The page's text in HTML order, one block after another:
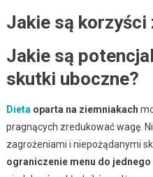
Jakie są korzyści
Jakie są
skutki uboczne?
Dieta oparta na ziemniakach
pragnących zredukować wagę.
zagrożeniami i niepożądanymi
ograniczenie menu do